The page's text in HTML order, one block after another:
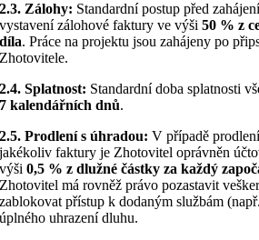
2.3. Zálohy: Standardní postup před
vystavení zálohové faktury ve výši50 % z
díla. Práce na projektu jsou zahájeny po
Zhotovitele.
2.4. Splatnost: Standardní doba splatnosti
7 kalendářních dnů.
2.5. Prodlení s úhradou: V případě
jakékoliv faktury je Zhotovitel oprávněn
výši0,5 % z dlužné částky za každý
Zhotovitel má rovněž právo pozastavit
zablokovat přístup k dodaným službám
úplného uhrazení dluhu.